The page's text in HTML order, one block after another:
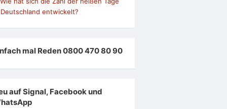
entwickelt?
mal Reden 0800 470 80 90
auf Signal, Facebook und